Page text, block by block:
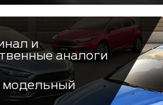
и
аналоги